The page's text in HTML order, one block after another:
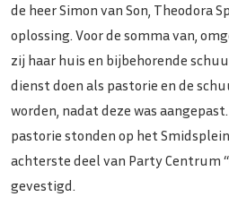
de heer Simon van Son, Theodora
oplossing. Voor de somma van,
zij haar huis en bijbehorende
dienst doen als pastorie en de
worden, nadat deze was
pastorie stonden op het
achterste deel van Party Centrum
gevestigd.